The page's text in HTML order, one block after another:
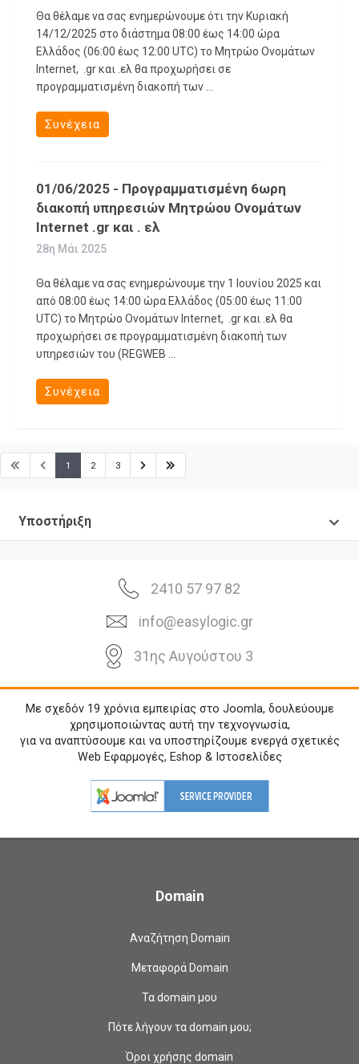
Θα θέλαμε να σας ενημερώνουμε ότι την Κυριακή
14/12/2025 στο διάστημα 08:00 έως 14:00 ώρα
Ελλάδος (06:00 έως 12:00 UTC) το Μητρώο Ονομάτων
Internet, .gr και .ελ θα προχωρήσει σε
προγραμματισμένη διακοπή των ...
Συνέχεια
01/06/2025 - Προγραμματισμένη 6ωρη
διακοπή υπηρεσιών Μητρώου Ονομάτων
Internet .gr και . ελ
28η Μάι 2025
Θα θέλαμε να σας ενημερώνουμε την 1 Ιουνίου 2025 και
από 08:00 έως 14:00 ώρα Ελλάδος (05:00 έως 11:00
UTC) το Μητρώο Ονομάτων Internet, .gr και .ελ θα
προχωρήσει σε προγραμματισμένη διακοπή των
υπηρεσιών του (REGWEB ...
Συνέχεια
1 2 3
Υποστήριξη
2410 57 97 82
info@easylogic.gr
31ης Αυγούστου 3
Με σχεδόν 19 χρόνια εμπειρίας στο Joomla, δουλεύουμε
χρησιμοποιώντας αυτή την τεχνογνωσία,
για να αναπτύσουμε και να υποστηρίζουμε ενεργά σχετικές
Web Εφαρμογές, Eshop & Ιστοσελίδες
Domain
Αναζήτηση Domain
Μεταφορά Domain
Τα domain μου
Πότε λήγουν τα domain μου;
Όροι χρήσης domain